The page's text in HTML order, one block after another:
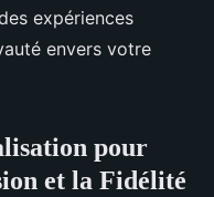
expériences
envers votre
pour
et la Fidélité